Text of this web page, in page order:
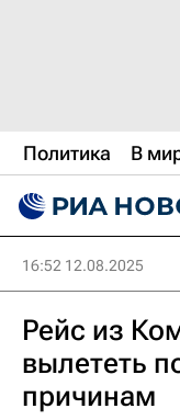
Политика В
16:52 12.08.2025
Рейс из
вылететь
причинам